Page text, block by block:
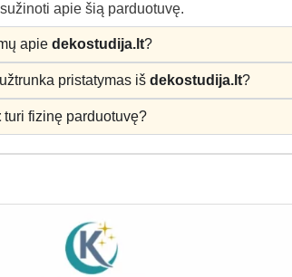
apie šią parduotuvę.
apiedekostudija.lt?
pristatymas išdekostudija.lt?
turi fizinę parduotuvę?